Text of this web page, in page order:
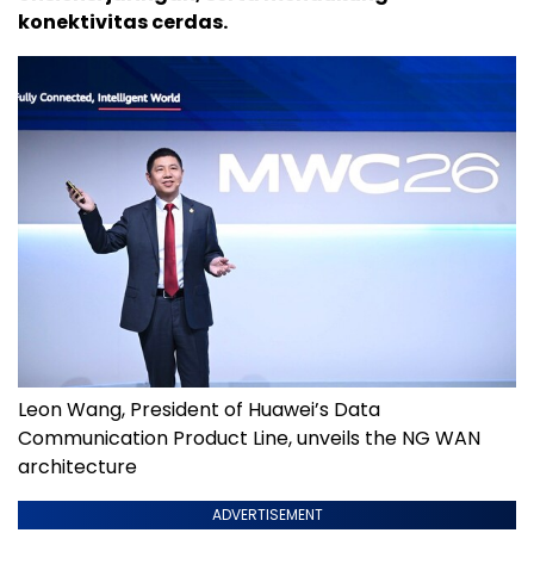
konektivitas cerdas.
Leon Wang, President of Huawei’s Data
Communication Product Line, unveils the NG WAN
architecture
ADVERTISEMENT